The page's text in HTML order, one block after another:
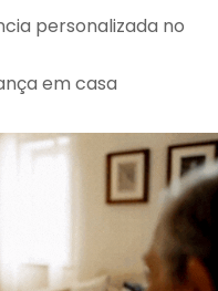
personalizada no
em casa